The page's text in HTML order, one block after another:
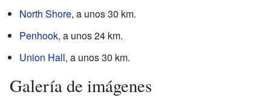
North Shore, a unos 30 km.
Penhook, a unos 24 km.
Union Hall, a unos 30 km.
Galería de imágenes